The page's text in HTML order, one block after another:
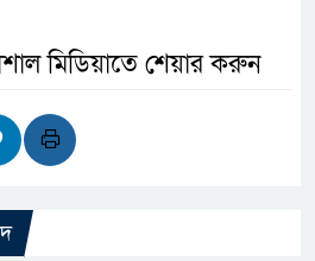
মিডিয়াতে শেয়ার করুন